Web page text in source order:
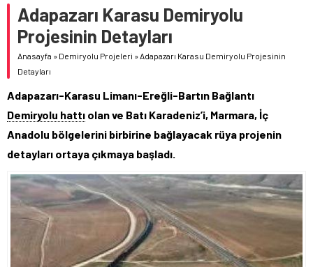
NS, Temmuz 2026’dan İtibaren Koltukta Bagaja Kalıcı
Yasak, Ceza Yok
GB Railfreight İngiltere’de Lider, Class 99’lar 2026’da Yolda
Adapazarı Karasu Demiryolu
Projesinin Detayları
Anasayfa » Demiryolu Projeleri »Adapazarı Karasu Demiryolu Projesinin
Detayları
Adapazarı-Karasu Limanı-Ereğli-Bartın Bağlantı
Demiryolu hattı olan ve Batı Karadeniz’i, Marmara, İç
Anadolu bölgelerini birbirine bağlayacak rüya projenin
detayları ortaya çıkmaya başladı.